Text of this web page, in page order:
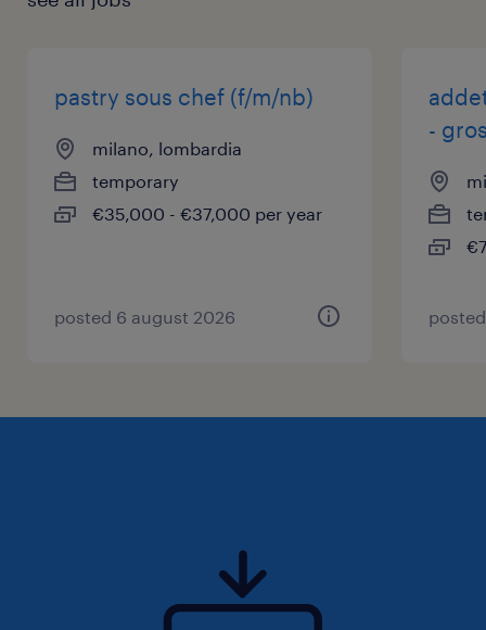
pastry sous chef (f/m/nb)
milano, lombardia
temporary
€35,000 - €37,000 per year
posted 6 august 2026
-